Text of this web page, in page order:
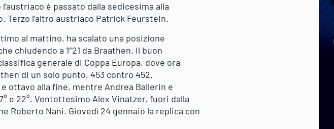
è passato dalla sedicesima alla
Terzo l’altro austriaco Patrick Feurstein.
al mattino, ha scalato una posizione
chiudendo a 1″21 da Braathen. Il buon
generale di Coppa Europa, dove ora
di un solo punto, 453 contro 452.
ottavo alla fine, mentre Andrea Ballerin e
e 22°. Ventottesimo Alex Vinatzer, fuori dalla
Roberto Nani. Giovedì 24 gennaio la replica con